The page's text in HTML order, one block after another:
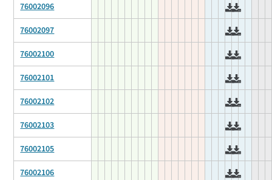
76002096
76002097
76002100
76002101
76002102
76002103
76002105
76002106